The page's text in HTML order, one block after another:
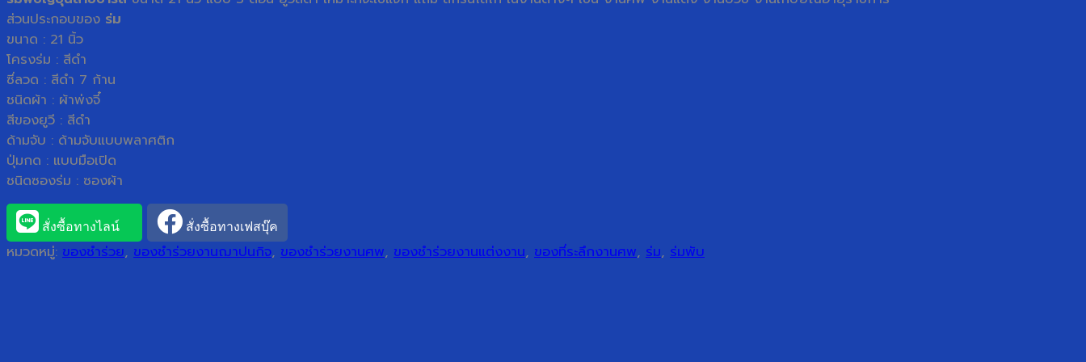
ส่วนประกอบของ ร่ม
ขนาด : 21 นิ้ว
โครงร่ม : สีดำ
ซี่ลวด : สีดำ 7 ก้าน
ชนิดผ้า : ผ้าพ่งจี๋
สีของยูวี : สีดำ
ด้ามจับ : ด้ามจับแบบพลาศติก
ปุ่มกด : แบบมือเปิด
ชนิดซองร่ม : ซองผ้า
สั่งซื้อทางไลน์ สั่งซื้อทางเฟสบุ๊ค
หมวดหมู่: ของชำร่วย, ของชำร่วยงานฌาปนกิจ, ของชำร่วยงานศพ, ของชำร่วยงานแต่งงาน, ของที่ระลึกงานศพ, ร่ม, ร่มพับ